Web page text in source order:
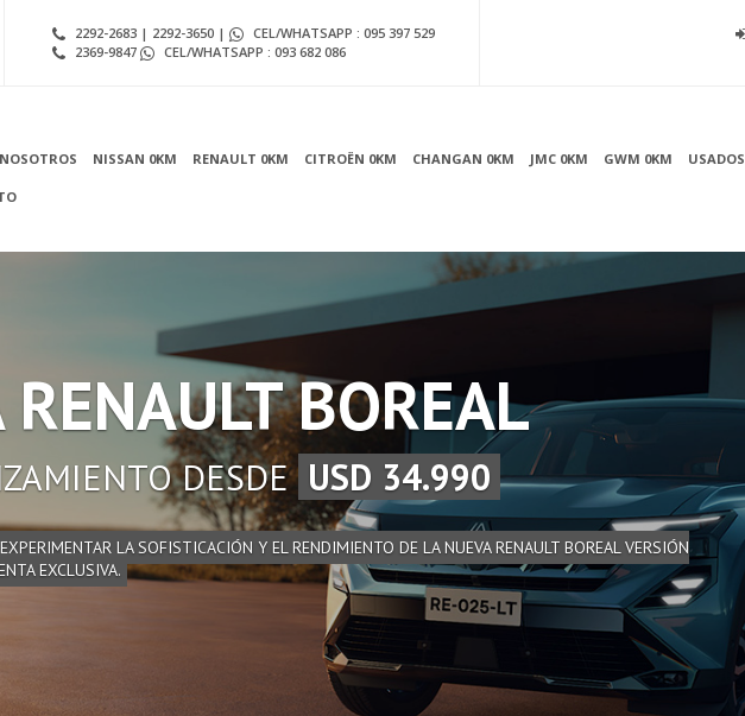
2292-2683 | 2292-3650 |
CEL/WHATSAPP : 095 397 529
2369-9847
CEL/WHATSAPP : 093 682 086
NISSAN 0KM RENAULT 0KM CITROËN 0KM CHANGAN 0KM JMC 0KM GWM 0KM USADOS
BOREAL
DESDE USD 34.990
LA SOFISTICACIÓN Y EL RENDIMIENTO DE LA NUEVA RENAULT BOREAL VERSIÓN
EXCLUSIVA.